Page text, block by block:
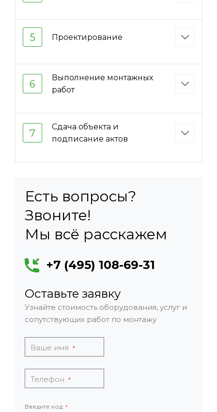
5 Проектирование
6
Выполнение монтажных
работ
7
Сдача объекта и
подписание актов
Есть вопросы?
Звоните!
Мы всё расскажем
+7 (495) 108-69-31
Оставьте заявку
Узнайте стоимость оборудования, услуг и
сопутствующих работ по монтажу
Ваше имя *
Телефон *
Введите код: *